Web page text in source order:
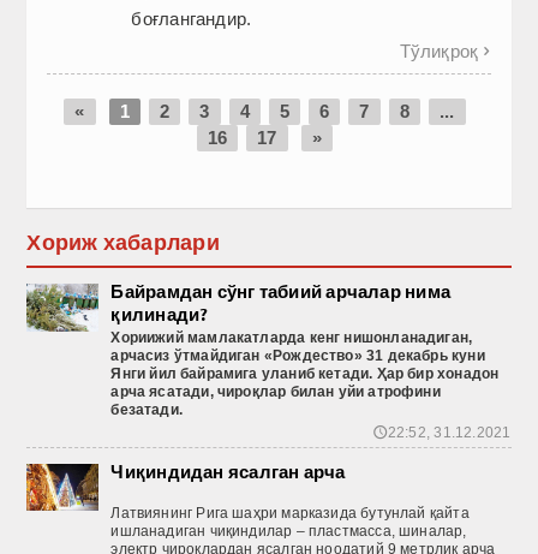
боғлангандир.
Тўлиқроқ 
« 1 2 3 4 5 6 7 8
...
16
17 »
Хориж хабарлари
Байрамдан сўнг табиий арчалар нима
қилинади?
Хориижиймамлакатларда кенг нишонланадиган,
арчасиз ўтмайдиган «Рождество» 31 декабрькуни
Янги йил байрамига уланибкетади. Ҳар бир хонадон
арча ясатади, чироқлар билан уйи атрофини
безатади.
🕔22:52, 31.12.2021
Чиқиндидан ясалган арча
Латвиянинг Рига шаҳри марказида бутунлай қайта
ишланадиган чиқиндилар – пластмасса, шиналар,
электр чироқлардан ясалган ноодатий 9 метрлик арча